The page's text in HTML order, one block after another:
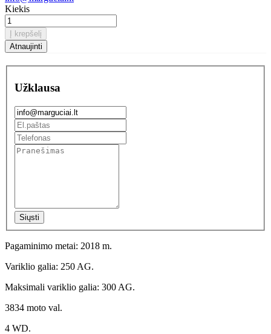
Kiekis
Į krepšelį
Užklausa
Siųsti
Pagaminimo metai: 2018 m.
Variklio galia: 250 AG.
Maksimali variklio galia: 300 AG.
3834 moto val.
4 WD.